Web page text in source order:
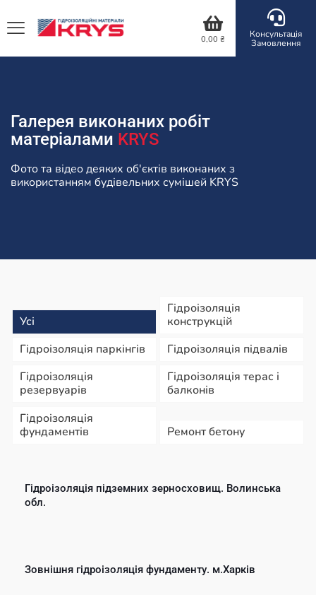
0,00 ₴
Консультація
Замовлення
Галерея виконаних робіт
матеріалами KRYS
Фото та відео деяких об'єктів виконаних з
використанням будівельних сумішей KRYS
Усі
Гідроізоляція
конструкцій
Гідроізоляція паркінгів
Гідроізоляція підвалів
Гідроізоляція
резервуарів
Гідроізоляція терас і
балконів
Гідроізоляція
фундаментів
Ремонт бетону
Гідроізоляція підземних зерносховищ. Волинська
обл.
Зовнішня гідроізоляція фундаменту. м.Харків